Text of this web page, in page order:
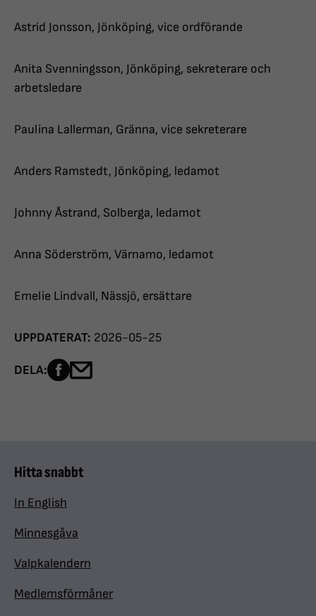
Astrid Jonsson, Jönköping, vice ordförande
Anita Svenningsson, Jönköping, sekreterare och
arbetsledare
Paulina Lallerman, Gränna, vice sekreterare
Anders Ramstedt, Jönköping, ledamot
Johnny Åstrand, Solberga, ledamot
Anna Söderström, Värnamo, ledamot
Emelie Lindvall, Nässjö, ersättare
UPPDATERAT: 2026-05-25
DELA: Dela sidan på Facebook
Hitta snabbt
In English
Minnesgåva
Valpkalendern
Medlemsförmåner